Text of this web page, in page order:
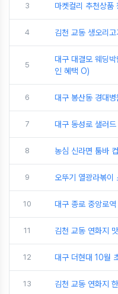
3 마켓컬리 추천상품
4 김천 교동 생오리
5
대구 대결모 웨딩
인 혜택 O)
6 대구 봉산동 경대
7 대구 동성로 샐러
8 농심 신라면 툼바
9 오뚜기 열광라볶이
10 대구 종로 중앙로
11 김천 교동 연화지
12 대구 더현대 10월
13 김천 교동 연화지